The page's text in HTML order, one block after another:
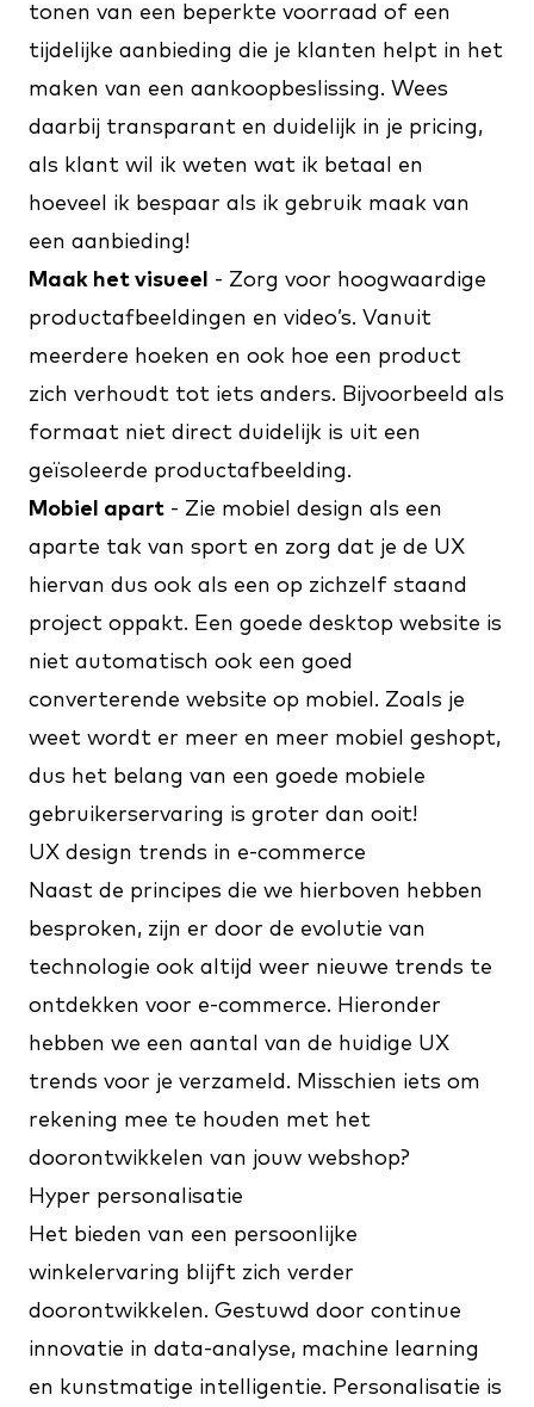
tonen van een beperkte voorraad of een
tijdelijke aanbieding die je klanten helpt in het
maken van een aankoopbeslissing. Wees
daarbij transparant en duidelijk in je pricing,
als klant wil ik weten wat ik betaal en
hoeveel ik bespaar als ik gebruik maak van
een aanbieding!
Maak het visueel
- Zorg voor hoogwaardige
productafbeeldingen en video’s. Vanuit
meerdere hoeken en ook hoe een product
zich verhoudt tot iets anders. Bijvoorbeeld als
formaat niet direct duidelijk is uit een
geïsoleerde productafbeelding.
Mobiel apart - Zie mobiel design als een
aparte tak van sport en zorg dat je de UX
hiervan dus ook als een op zichzelf staand
project oppakt. Een goede desktop website is
niet automatisch ook een goed
converterende website op mobiel. Zoals je
weet wordt er meer en meer mobiel geshopt,
dus het belang van een goede mobiele
gebruikerservaring is groter dan ooit!
UX design trends in e-commerce
Naast de principes die we hierboven hebben
besproken, zijn er door de evolutie van
technologie ook altijd weer nieuwe trends te
ontdekken voor e-commerce. Hieronder
hebben we een aantal van de huidige UX
trends voor je verzameld. Misschien iets om
rekening mee te houden met het
doorontwikkelen van jouw webshop?
Hyper personalisatie
Het bieden van een persoonlijke
winkelervaring blijft zich verder
doorontwikkelen. Gestuwd door continue
innovatie in data-analyse, machine learning
en kunstmatige intelligentie. Personalisatie is